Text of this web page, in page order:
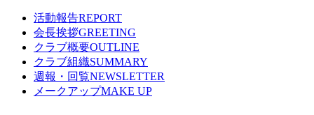
活動報告REPORT
会長挨拶GREETING
クラブ概要OUTLINE
クラブ組織SUMMARY
週報・回覧NEWSLETTER
メークアップMAKE UP